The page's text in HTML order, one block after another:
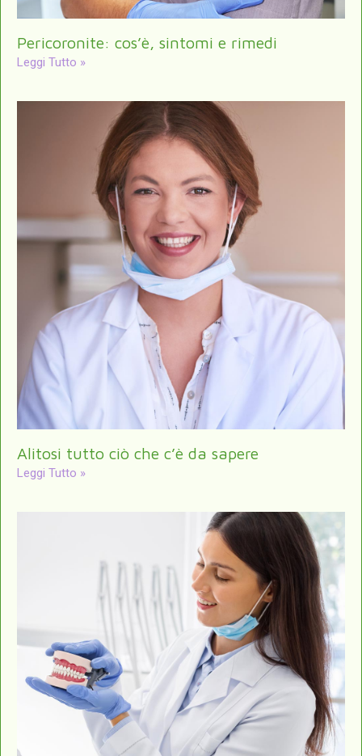
Pericoronite: cos’è, sintomi e rimedi
Leggi Tutto »
Alitosi tutto ciò che c’è da sapere
Leggi Tutto »